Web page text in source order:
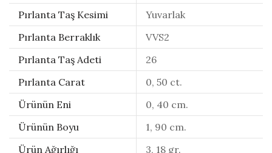
Pırlanta Taş Kesimi
Yuvarlak
Pırlanta Berraklık
VVS2
Pırlanta Taş Adeti
26
Pırlanta Carat
0, 50 ct.
Ürünün Eni
0, 40 cm.
Ürünün Boyu
1, 90 cm.
Ürün Ağırlığı
3, 18 gr.